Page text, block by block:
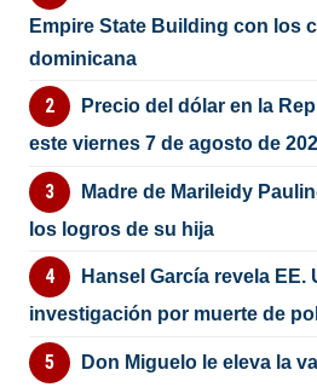
Empire State Building con los
dominicana
Precio del dólar en la
este viernes 7 de agosto de
Madre de Marileidy
los logros de su hija
Hansel García revela EE.
investigación por muerte de
Don Miguelo le eleva la